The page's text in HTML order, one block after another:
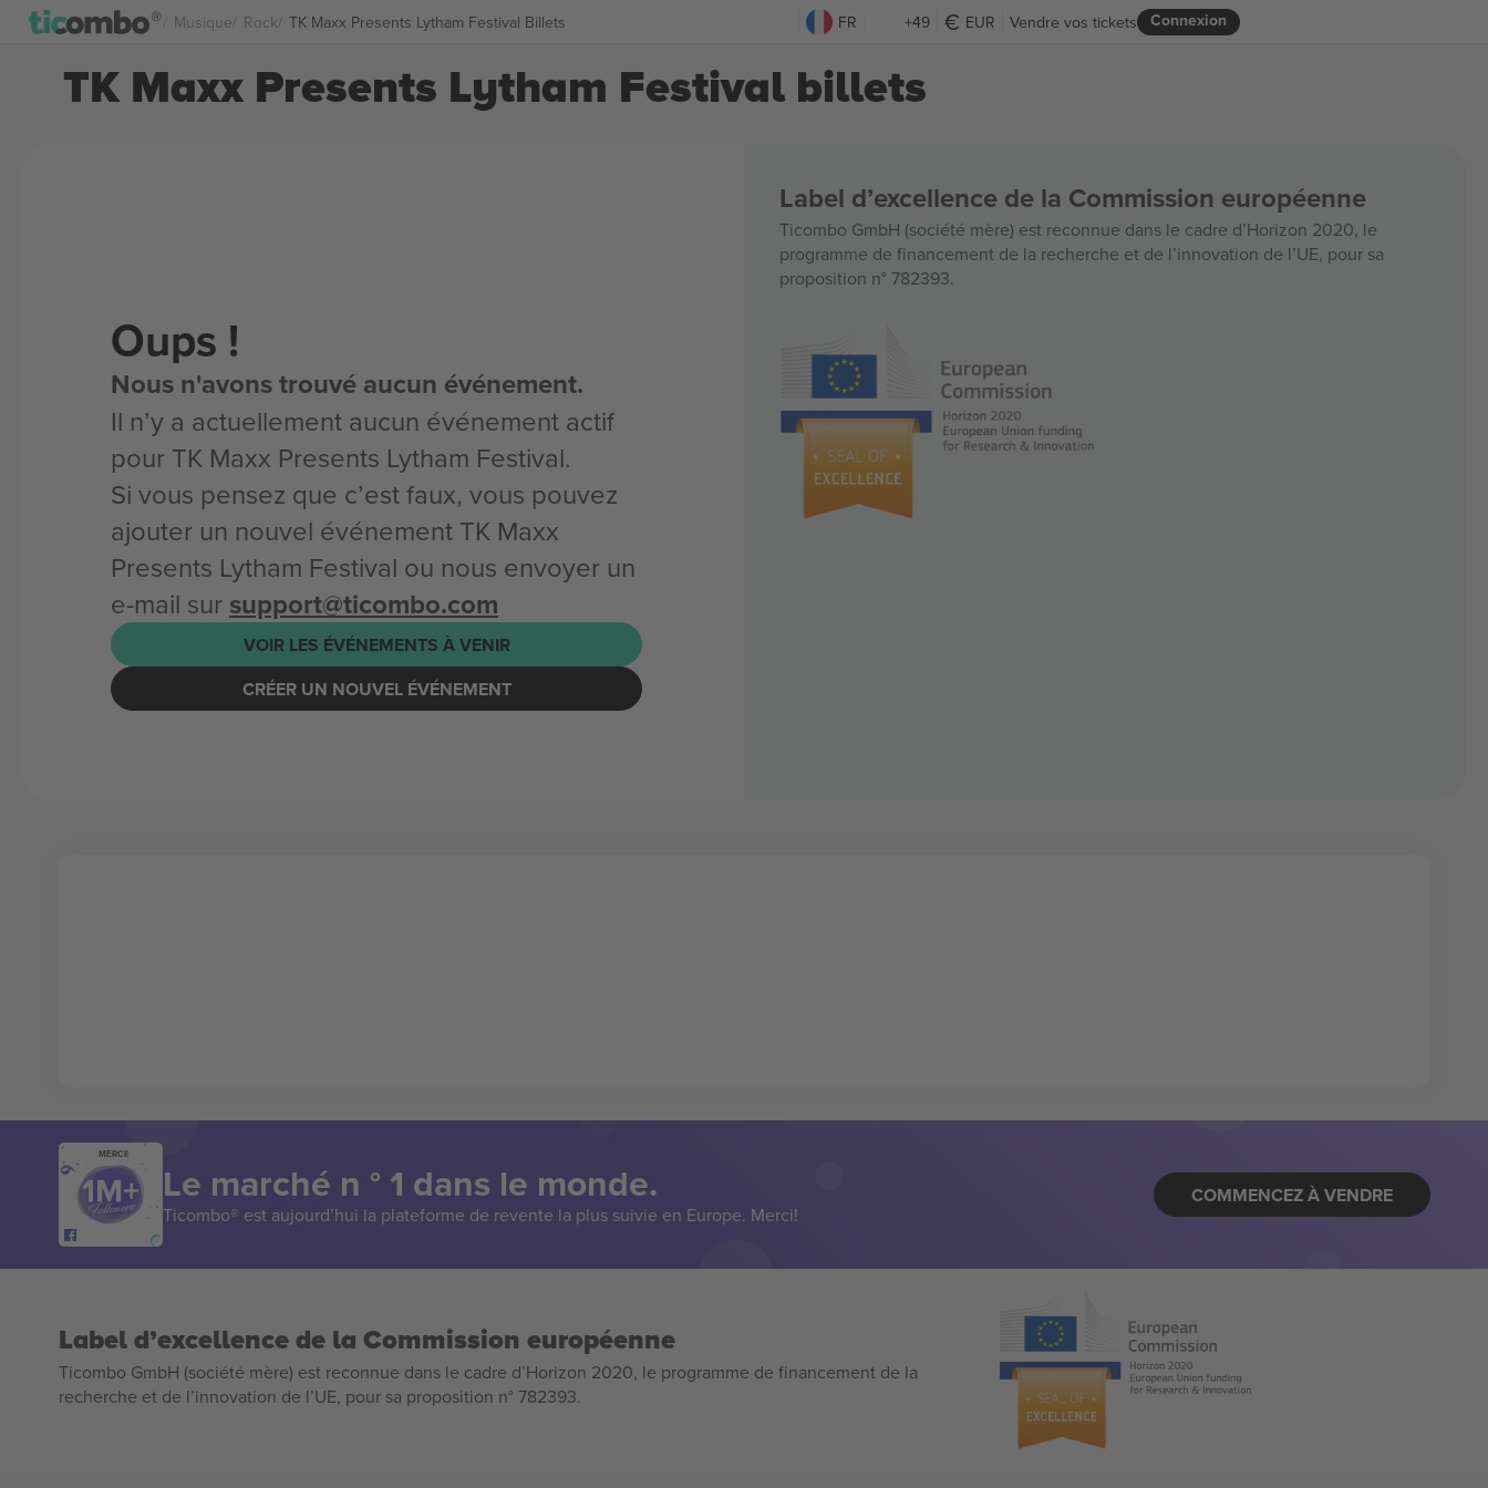
Musique Rock TK Maxx Presents Lytham Festival Billets FR +49 EUR Connexion
Vendre vos tickets
TK Maxx Presents Lytham Festival billets
Oups !
Nous n'avons trouvé aucun événement.
Il n’y a actuellement aucun événement actif
pour TK Maxx Presents Lytham Festival.
Si vous pensez que c’est faux, vous pouvez
ajouter un nouvel événement TK Maxx
Presents Lytham Festival ou nous envoyer un
e-mail sur support@ticombo.com
VOIR LES ÉVÉNEMENTS À VENIR
CRÉER UN NOUVEL ÉVÉNEMENT
Label d’excellence de la Commission européenne
Ticombo GmbH (société mère) est reconnue dans le cadre d’Horizon 2020, le
programme de financement de la recherche et de l’innovation de l’UE, pour sa
proposition n° 782393.
MERCI!
Le marché n ° 1 dans le monde.
Ticombo® est aujourd’hui la plateforme de revente la plus suivie en Europe. Merci!
COMMENCEZ À VENDRE
Label d’excellence de la Commission européenne
Ticombo GmbH (société mère) est reconnue dans le cadre d’Horizon 2020, le programme de financement de la
recherche et de l’innovation de l’UE, pour sa proposition n° 782393.